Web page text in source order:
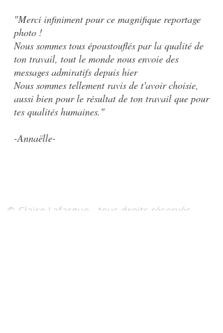
"Merci infiniment pour ce magnifique reportage
photo !
Nous sommes tous époustouflés par la qualité de
ton travail, tout le monde nous envoie des
messages admiratifs depuis hier
Nous sommes tellement ravis de t'avoir choisie,
aussi bien pour le résultat de ton travail que pour
tes qualités humaines."
-Annaëlle-
© Claire Lafargue - tous droits réservés